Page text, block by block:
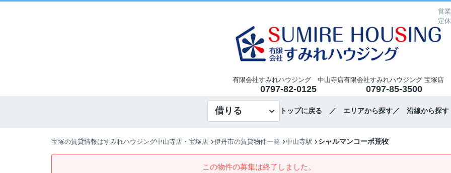
営
定
有限会社すみれハウジング 中山寺店
0797-82-0125
有限会社すみれハウジング 宝塚店
0797-85-3500
借りる トップに戻る ／ エリアから探す／ 沿線から探す
宝塚の賃貸情報はすみれハウジング中山寺店・宝塚店 伊丹市の賃貸物件一覧 中山寺駅 シャルマンコーポ荒牧
この物件の募集は終了しました。